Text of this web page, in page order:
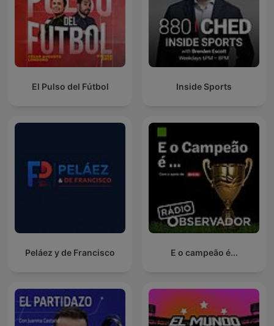
El Pulso del Fútbol Inside Sports
Peláez y de Francisco E o campeão é...